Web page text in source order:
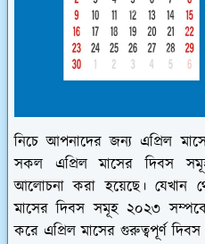
নিচে আপনাদের জন্য এপ্রিল
সকল এপ্রিল মাসের দিবস
আলোচনা করা হয়েছে। যেখান
মাসের দিবস সমূহ ২০২৩
করে এপ্রিল মাসের গুরুত্বপূর্ণ